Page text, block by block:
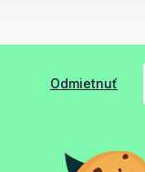
Odmietnuť